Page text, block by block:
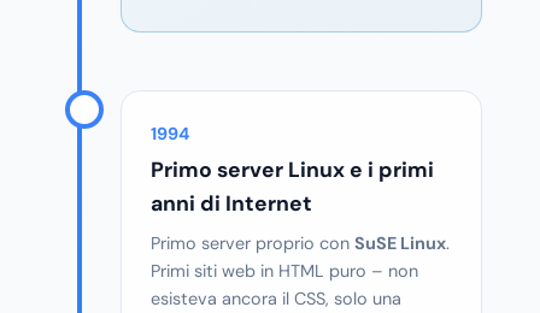
1994
Primo server Linux e i primi
anni di Internet
Primo server proprio con SuSE Linux.
Primi siti web in HTML puro – non
esisteva ancora il CSS, solo una